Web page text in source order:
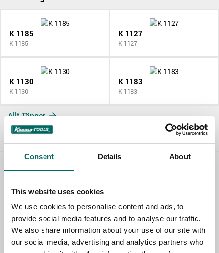
Consent Details About
This website uses cookies
We use cookies to personalise content and ads, to
provide social media features and to analyse our traffic.
We also share information about your use of our site with
our social media, advertising and analytics partners who
K 1185
K 1185
K 1127
K 1127
K 1130
K 1130
K 1183
K 1183
Allt Tänger